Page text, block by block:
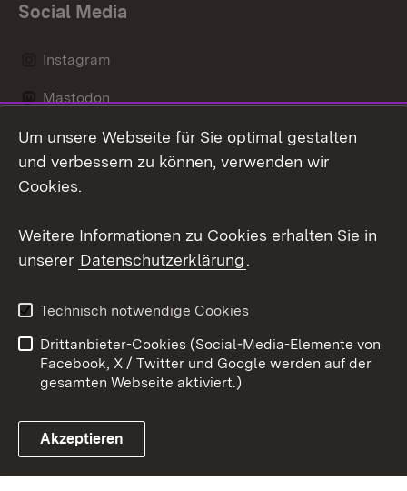
Social Media
Instagram
Mastodon
Messenger
Link zum Landesportal
Kontakt
Impressum
Cookies
Um unsere Webseite für Sie optimal gestalten
und verbessern zu können, verwenden wir
Cookies.
Weitere Informationen zu Cookies erhalten Sie in
unserer Datenschutzerklärung.
Technisch notwendige Cookies
Drittanbieter-Cookies (Social-Media-Elemente von
Facebook, X / Twitter und Google werden auf der
gesamten Webseite aktiviert.)
Akzeptieren